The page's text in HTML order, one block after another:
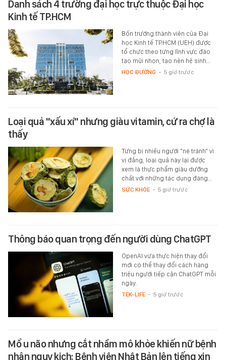
Danh sách 4 trường đại học trực thuộc Đại học
Kinh tế TP.HCM
Bốn trường thành viên của Đại
học Kinh tế TP.HCM (UEH) được
tổ chức theo từng lĩnh vực đào
tạo mũi nhọn, tạo nên hệ sinh…
HỌC ĐƯỜNG - 5 giờ trước
Loại quả "xấu xí" nhưng giàu vitamin, cứ ra chợ là
thấy
Từng bị nhiều người "né tránh" vì
vị đắng, loại quả này lại được
xem là thực phẩm giàu dưỡng
chất với những tác dụng đáng…
SỨC KHỎE - 5 giờ trước
Thông báo quan trọng đến người dùng ChatGPT
OpenAI vừa thực hiện thay đổi
mới có thể thay đổi cách hàng
triệu người tiếp cận ChatGPT mỗi
ngày.
TEK-LIFE - 5 giờ trước
Mổ u não nhưng cắt nhầm mô khỏe khiến nữ bệnh
nhân nguy kịch: Bệnh viện Nhật Bản lên tiếng xin